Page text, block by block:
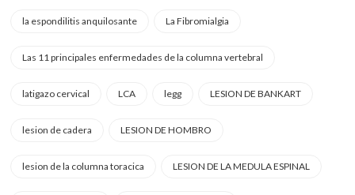
la espondilitis anquilosante La Fibromialgia
Las 11 principales enfermedades de la columna vertebral
latigazo cervical LCA legg LESION DE BANKART
lesion de cadera LESION DE HOMBRO
lesion de la columna toracica LESION DE LA MEDULA ESPINAL